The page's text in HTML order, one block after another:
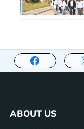
ABOUT US